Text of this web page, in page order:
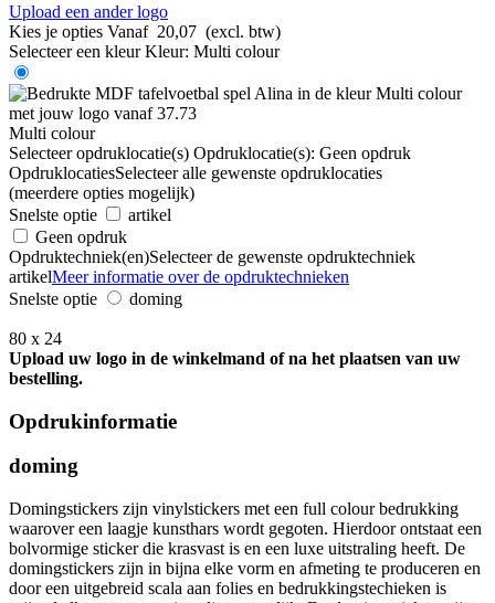
Upload een ander logo
Kies je opties Vanaf 20,07 (excl. btw)
Selecteer een kleur Kleur: Multi colour
Multi colour
Selecteer opdruklocatie(s) Opdruklocatie(s): Geen opdruk
OpdruklocatiesSelecteer alle gewenste opdruklocaties
(meerdere opties mogelijk)
Snelste optie
artikel
Geen opdruk
Opdruktechniek(en)Selecteer de gewenste opdruktechniek
artikelMeer informatie over de opdruktechnieken
Snelste optie
doming
80 x 24
Upload uw logo in de winkelmand of na het plaatsen van uw
bestelling.
Opdrukinformatie
doming
Domingstickers zijn vinylstickers met een full colour bedrukking
waarover een laagje kunsthars wordt gegoten. Hierdoor ontstaat een
bolvormige sticker die krasvast is en een luxe uitstraling heeft. De
domingstickers zijn in bijna elke vorm en afmeting te produceren en
door een uitgebreid scala aan folies en bedrukkingstechieken is